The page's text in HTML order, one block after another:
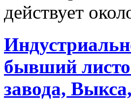
действует
бывший
завода,